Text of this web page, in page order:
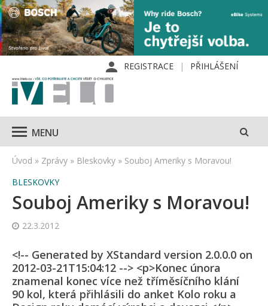
REGISTRACE PŘIHLÁŠENÍ
MENU
Úvod » Zprávy » Bleskovky » Souboj Ameriky s Moravou!
BLESKOVKY
Souboj Ameriky s Moravou!
22.3.2012
<!-- Generated by XStandard version 2.0.0.0 on
2012-03-21T15:04:12 --> <p>Konec února
znamenal konec více než tříměsíčního klání
90 kol, která přihlásili do anket Kolo roku a